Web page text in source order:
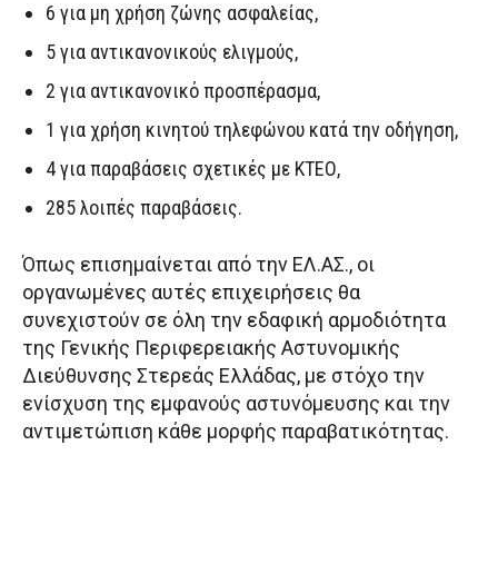
6 για μη χρήση ζώνης ασφαλείας,
5 για αντικανονικούς ελιγμούς,
2 για αντικανονικό προσπέρασμα,
1 για χρήση κινητού τηλεφώνου κατά την οδήγηση,
4 για παραβάσεις σχετικές με ΚΤΕΟ,
285 λοιπές παραβάσεις.
Όπως επισημαίνεται από την ΕΛ.ΑΣ., οι
οργανωμένες αυτές επιχειρήσεις θα
συνεχιστούν σε όλη την εδαφική αρμοδιότητα
της Γενικής Περιφερειακής Αστυνομικής
Διεύθυνσης Στερεάς Ελλάδας, με στόχο την
ενίσχυση της εμφανούς αστυνόμευσης και την
αντιμετώπιση κάθε μορφής παραβατικότητας.